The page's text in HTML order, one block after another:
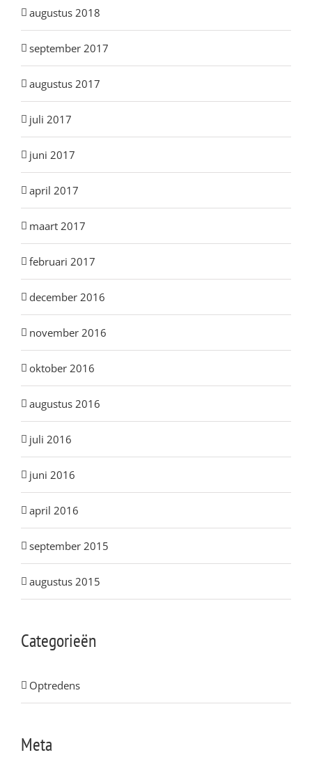
augustus 2018
september 2017
augustus 2017
juli 2017
juni 2017
april 2017
maart 2017
februari 2017
december 2016
november 2016
oktober 2016
augustus 2016
juli 2016
juni 2016
april 2016
september 2015
augustus 2015
Categorieën
Optredens
Meta